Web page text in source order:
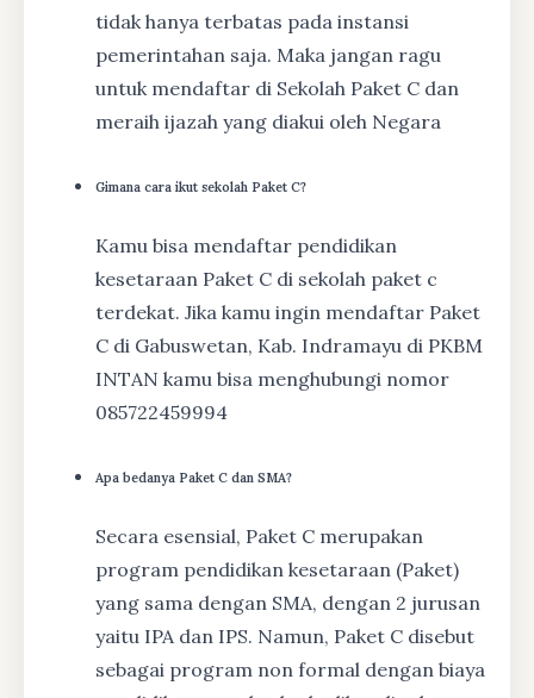
tidak hanya terbatas pada instansi
pemerintahan saja. Maka jangan ragu
untuk mendaftar di Sekolah Paket C dan
meraih ijazah yang diakui oleh Negara
Gimana cara ikut sekolah Paket C?
Kamu bisa mendaftar pendidikan
kesetaraan Paket C di sekolah paket c
terdekat. Jika kamu ingin mendaftar Paket
C di Gabuswetan, Kab. Indramayu di PKBM
INTAN kamu bisa menghubungi nomor
085722459994
Apa bedanya Paket C dan SMA?
Secara esensial, Paket C merupakan
program pendidikan kesetaraan (Paket)
yang sama dengan SMA, dengan 2 jurusan
yaitu IPA dan IPS. Namun, Paket C disebut
sebagai program non formal dengan biaya